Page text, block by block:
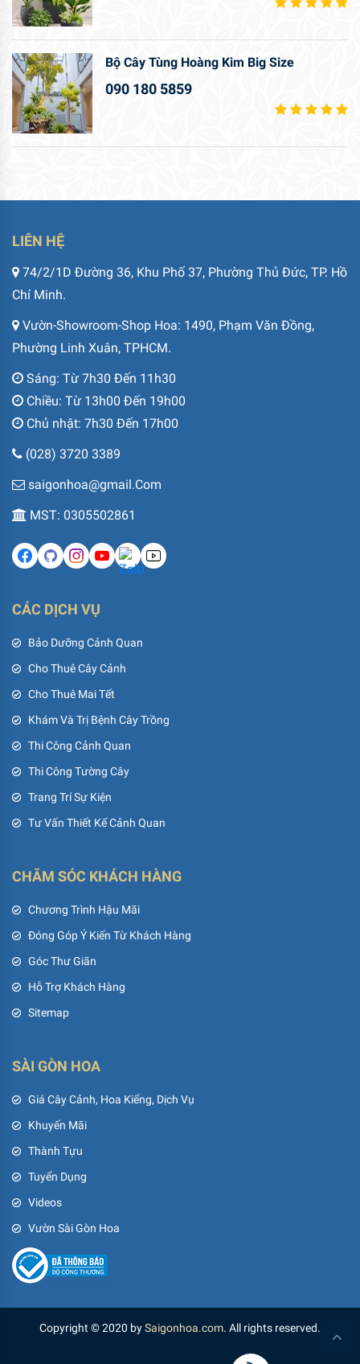
Bộ Cây Tùng Hoàng Kim Big Size
090 180 5859
LIÊN HỆ
74/2/1D Đường 36, Khu Phố 37, Phường Thủ Đức, TP. Hồ
Chí Minh.
Vườn-Showroom-Shop Hoa: 1490, Phạm Văn Đồng,
Phường Linh Xuân, TPHCM.
Sáng: Từ 7h30 Đến 11h30
Chiều: Từ 13h00 Đến 19h00
Chủ nhật: 7h30 Đến 17h00
(028) 3720 3389
saigonhoa@gmail.Com
MST: 0305502861
CÁC DỊCH VỤ
Bảo Dưỡng Cảnh Quan
Cho Thuê Cây Cảnh
Cho Thuê Mai Tết
Khám Và Trị Bệnh Cây Trồng
Thi Công Cảnh Quan
Thi Công Tường Cây
Trang Trí Sự Kiện
Tư Vấn Thiết Kế Cảnh Quan
CHĂM SÓC KHÁCH HÀNG
Chương Trình Hậu Mãi
Đóng Góp Ý Kiến Từ Khách Hàng
Góc Thư Giãn
Hỗ Trợ Khách Hàng
Sitemap
SÀI GÒN HOA
Giá Cây Cảnh, Hoa Kiểng, Dịch Vụ
Khuyến Mãi
Thành Tựu
Tuyển Dụng
Videos
Vườn Sài Gòn Hoa
Copyright © 2020 bySaigonhoa.com. All rights reserved.